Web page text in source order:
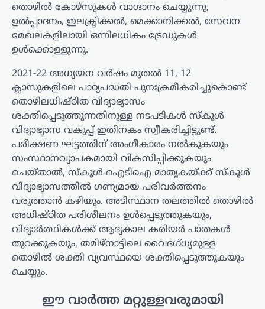
തൊഴിൽ കോഴ്സുകൾ വാഗ്ദാനം ചെയ്യുന്നു,
ഉൽപ്പാദനം, ഇലക്ട്രിക്കൽ, മെക്കാനിക്കൽ, സേവന
മേഖലകളിലായി ഒന്നിലധികം ട്രേഡുകൾ
ഉൾക്കൊള്ളുന്നു.
2021-22 അധ്യയന വർഷം മുതൽ 11, 12
ക്ലാസുകളിലെ പാഠ്യപദ്ധതി പുനഃക്രമീകരിച്ചുകൊണ്ട്
തൊഴിലധിഷ്ഠിത വിദ്യാഭ്യാസം
ശക്തിപ്പെടുത്തുന്നതിനുള്ള നടപടികൾ സ്കൂൾ
വിദ്യാഭ്യാസ വകുപ്പ് ഇതിനകം സ്വീകരിച്ചിട്ടുണ്ട്.
പരീക്ഷണ ഘട്ടത്തിന് അംഗീകാരം നൽകുകയും
സംസ്ഥാനവ്യാപകമായി വികസിപ്പിക്കുകയും
ചെയ്താൽ, സ്കൂൾ-ഐടിഐ മാതൃകയ്ക്ക് സ്കൂൾ
വിദ്യാഭ്യാസത്തിൽ ഗണ്യമായ പരിവർത്തനം
വരുത്താൻ കഴിയും. അടിസ്ഥാന തലത്തിൽ തൊഴിൽ
അധിഷ്ഠിത പരിശീലനം ഉൾപ്പെടുത്തുകയും,
വിദ്യാർത്ഥികൾക്ക് ആദ്യകാല കരിയർ പാതകൾ
തുറക്കുകയും, തമിഴ്‌നാട്ടിലെ വൈദഗ്ധ്യമുള്ള
തൊഴിൽ ശക്തി വ്യവസ്ഥയെ ശക്തിപ്പെടുത്തുകയും
ചെയ്യും.
ഈ വാർത്ത മറ്റുള്ളവരുമായി